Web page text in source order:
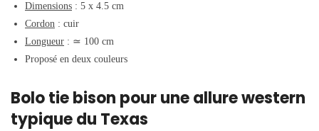
Dimensions : 5 x 4.5 cm
Cordon : cuir
Longueur : ≃ 100 cm
Proposé en deux couleurs
Bolo tie bison pour une allure western
typique du Texas